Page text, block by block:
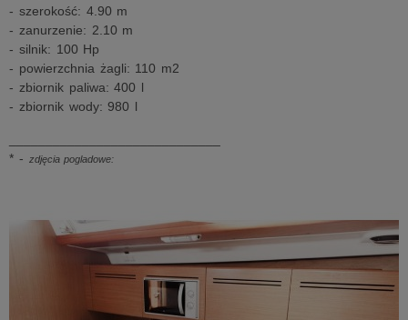
- szerokość: 4.90 m
- zanurzenie: 2.10 m
- silnik: 100 Hp
- powierzchnia żagli: 110 m2
- zbiornik paliwa: 400 l
- zbiornik wody: 980 l
* - zdjęcia pogladowe: